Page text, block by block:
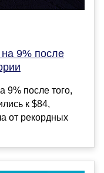
9% после
9% после того,
к $84,
от рекордных